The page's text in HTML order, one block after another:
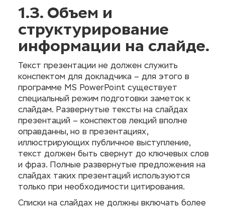
1.3. Объем и
структурирование
информации на слайде.
Текст презентации не должен служить
конспектом для докладчика – для этого в
программе MS PowerPoint существует
специальный режим подготовки заметок к
слайдам. Развернутые тексты на слайдах
презентаций – конспектов лекций вполне
оправданны, но в презентациях,
иллюстрирующих публичное выступление,
текст должен быть свернут до ключевых слов
и фраз. Полные развернутые предложения на
слайдах таких презентаций используются
только при необходимости цитирования.
Списки на слайдах не должны включать более